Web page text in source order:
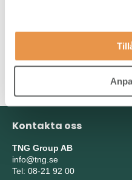
den skull tappa
och dess olika utgifter. Du är
strukturera din vardag och
Kontakta oss
TNG Group AB
info@tng.se
Tel: 08-21 92 00